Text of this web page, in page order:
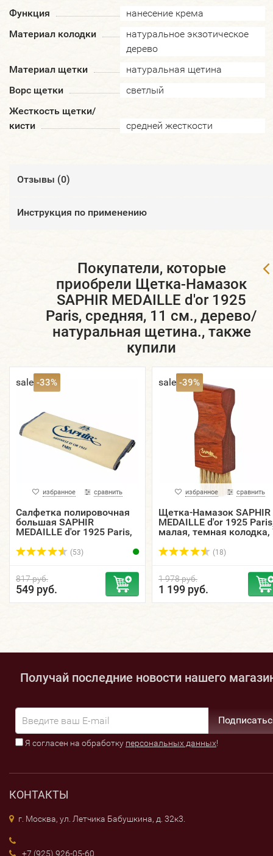
Функция
нанесение крема
Материал колодки
натуральное экзотическое
дерево
Материал щетки
натуральная щетина
Ворс щетки
светлый
Жесткость щетки/
кисти
средней жесткости
Отзывы (0)
Инструкция по применению
Покупатели, которые
приобрели Щетка-Намазок
SAPHIR MEDAILLE d'or 1925
Paris, средняя, 11 см., дерево/
натуральная щетина., также
купили
sale -33%
избранное сравнить
Салфетка полировочная
большая SAPHIR
MEDAILLE d'or 1925 Paris,
(53)
817 руб.
549 руб.
sale -39%
избранное сравнить
Щетка-Намазок SAPHIR
MEDAILLE d'or 1925
малая, темная колодка,
щетина.
(18)
1 978 руб.
1 199 руб.
Получай последние новости нашего
Я согласен на обработку персональных данных!
КОНТАКТЫ
г. Москва, ул. Летчика Бабушкина, д. 32к3.
+7 (925) 926-05-60